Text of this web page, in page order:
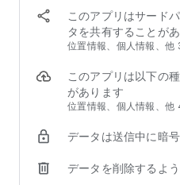
◆フードデリバリーアプリ
の理由
①【お得なキャンペーン】初回
②【掲載店舗が豊富】馴染みの
で、加盟店舗は90,000店以上！
③【安心して注文できる】使い
も安心！
◆ここだけの紹介！フードデリ
このアプリはサード
タを共有することが
位置情報、個人情報、他
このアプリは以下の
があります
位置情報、個人情報、他
データは送信中に暗
データを削除するよ